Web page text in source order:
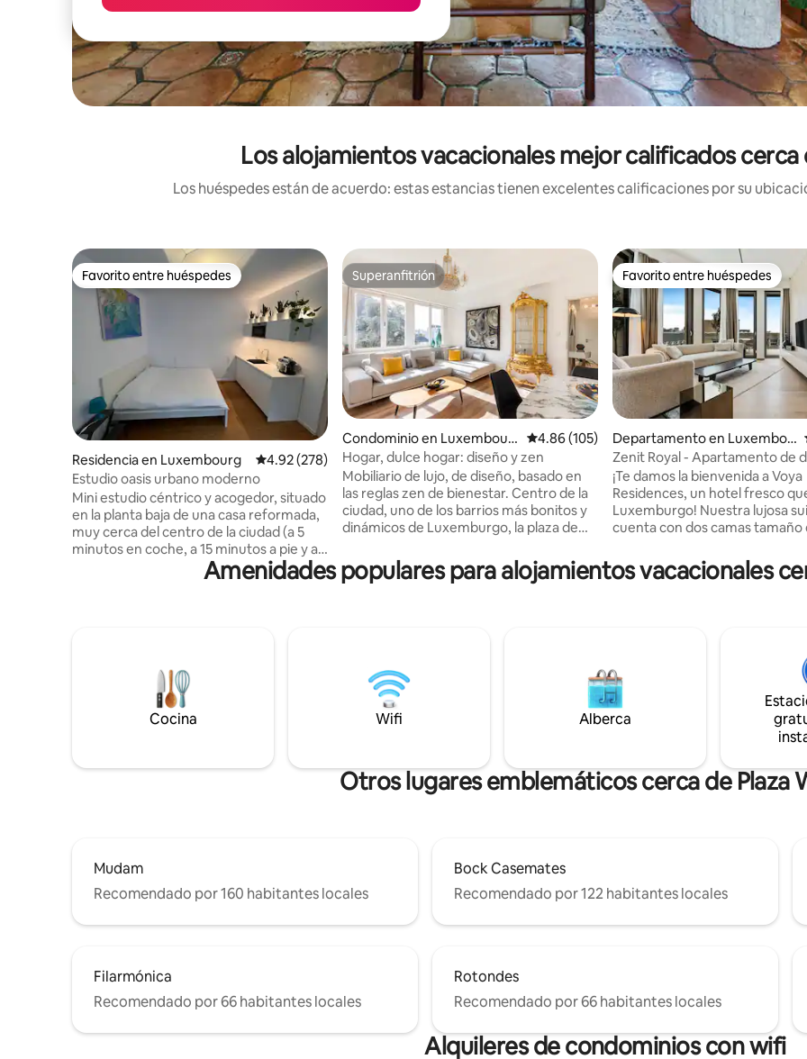
Los alojamientos vacacionales mejor calificados cerca
Los huéspedes están de acuerdo: estas estancias tienen excelentes calificaciones por su
Favorito entre huéspedes
Favorito entre huéspedes
Residencia en Luxembourg Calificación promedio: 4.92 de 5; 278 evaluaciones
4.92 (278)
Estudio oasis urbano moderno
Mini estudio céntrico y acogedor, situado
en la planta baja de una casa reformada,
muy cerca del centro de la ciudad (a 5
minutos en coche, a 15 minutos a pie y a
8 minutos en autobús), pero también de
Kirchberg (a 5 minutos en coche, a 15
tamaño. Pequeño comedor. Una
pequeña cocina. Y un estante para colgar
calle es gratuito desde las 18:00 hasta las
Superanfitrión
Superanfitrión
Condominio en Luxembour
g
Calificación promedio: 4.86 de 5; 105
4.86 (105)
Hogar, dulce hogar: diseño y zen
Mobiliario de lujo, de diseño, basado en
las reglas zen de bienestar. Centro de la
ciudad, uno de los barrios más bonitos y
dinámicos de Luxemburgo, la plaza de
todas las comodidades y extras
necesarios para pasar momentos
vacaciones, tu apartamento te
proporcionará todo el confort necesario
para crear grandes recuerdos.
Favorito entre huéspedes
Favorito entre huéspedes
Departamento en Luxembou
rg
Zenit Royal - Apartamento de
vistas a la ciudad y conserje
¡Te damos la bienvenida a Voya
Residences, un hotel fresco
Luxemburgo! Nuestra lujosa suite ático
cuenta con dos camas tamaño
impresionantes vistas a la
cocina totalmente equipada,
minutos en coche (o 25
transporte público) del
ubicado en el corazón de la
Luxemburgo, estamos aquí
que tu estancia sea fácil,
Amenidades populares para alojamientos vacacionales
Cocina Wifi Alberca
Otros lugares emblemáticos cerca de Plaza
Mudam
Recomendado por 160 habitantes locales
Bock Casemates
Recomendado por 122 habitantes locales
Filarmónica
Recomendado por 66 habitantes locales
Rotondes
Recomendado por 66 habitantes locales
Alquileres de condominios con wifi